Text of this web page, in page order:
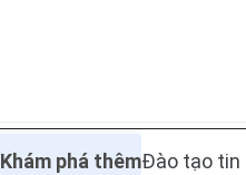
Khám phá thêmĐào tạo tin